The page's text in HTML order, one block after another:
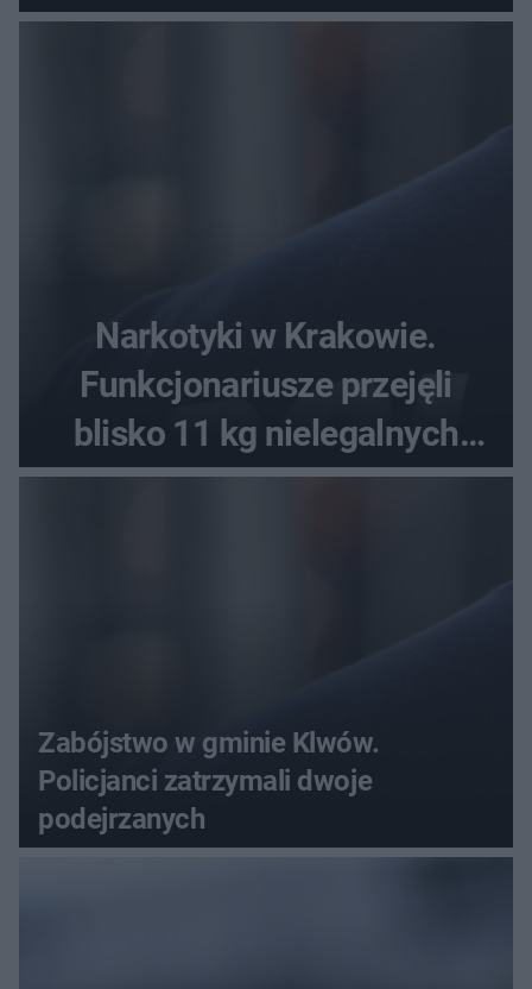
Narkotyki w Krakowie.
Funkcjonariusze przejęli
blisko 11 kg nielegalnych
substancji
Zabójstwo w gminie Klwów.
Policjanci zatrzymali dwoje
podejrzanych